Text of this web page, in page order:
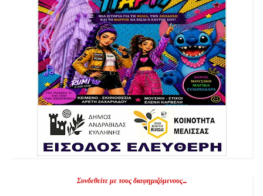
Συνδεθείτε με τους διαφημιζόμενους...